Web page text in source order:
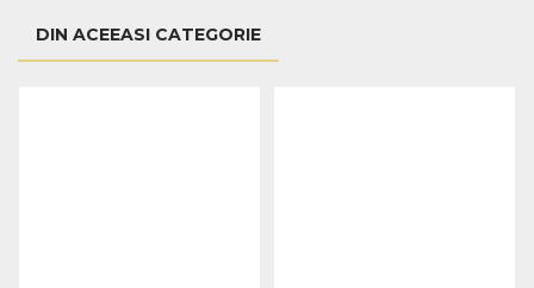
DIN ACEEASI CATEGORIE